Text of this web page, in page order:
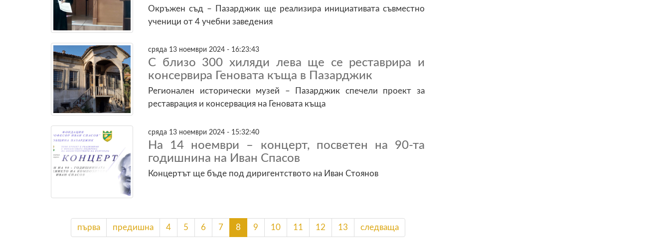
Окръжен съд – Пазарджик ще реализира инициативата съвместно
ученици от 4 учебни заведения
сряда 13 ноември 2024 - 16:23:43
С близо 300 хиляди лева ще се реставрира и
консервира Геновата къща в Пазарджик
Регионален исторически музей – Пазарджик спечели проект за
реставрация и консервация на Геновата къща
сряда 13 ноември 2024 - 15:32:40
На 14 ноември – концерт, посветен на 90-та
годишнина на Иван Спасов
Концертът ще бъде под диригентството на Иван Стоянов
първа предишна 4 5 6 7 8 9 10 11 12 13 следваща